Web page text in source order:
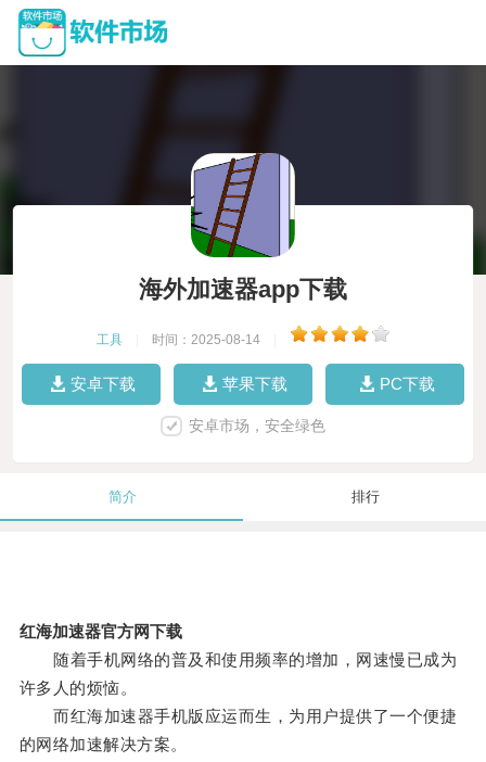
海外加速器app下载
工具 时间：2025-08-14
安卓下载 苹果下载 PC下载
安卓市场，安全绿色
简介 排行
红海加速器官方网下载
随着手机网络的普及和使用频率的增加，网速慢已成为
许多人的烦恼。
而红海加速器手机版应运而生，为用户提供了一个便捷
的网络加速解决方案。